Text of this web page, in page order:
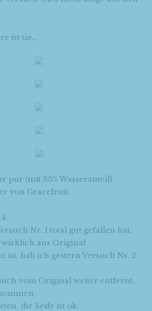
ist sie…
pur (mit 33% Wasseranteil)
von Gracefruit
Nr. 1 total gut gefallen hat,
ans Original
ist, hab ich gestern Versuch Nr. 2
vom Original weiter entfernt,
die Seife ist ok.